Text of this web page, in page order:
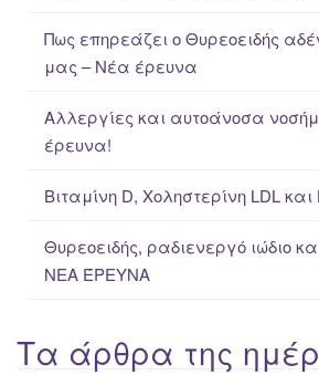
Πως επηρεάζει ο Θυρεοειδής
μας – Νέα έρευνα
Αλλεργίες και αυτοάνοσα
έρευνα!
Βιταμίνη D, Χοληστερίνη LDL και
Θυρεοειδής, ραδιενεργό ιώδιο
ΝΕΑ ΈΡΕΥΝΑ
Τα άρθρα της